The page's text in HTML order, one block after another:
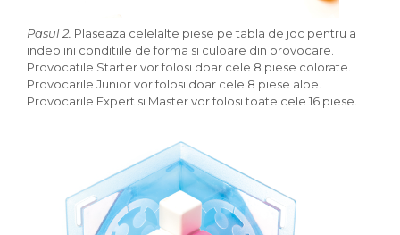
Pasul 2. Plaseaza celelalte piese pe tabla de joc pentru a
indeplini conditiile de forma si culoare din provocare.
Provocatile Starter vor folosi doar cele 8 piese colorate.
Provocarile Junior vor folosi doar cele 8 piese albe.
Provocarile Expert si Master vor folosi toate cele 16 piese.